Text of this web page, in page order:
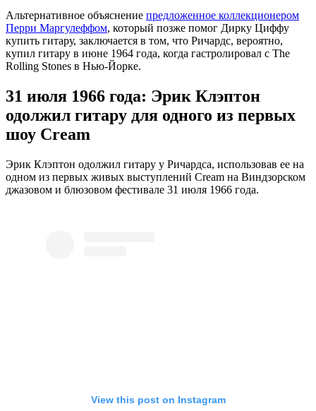
Альтернативное объяснение предложенное коллекционером
Перри Маргулеффом, который позже помог Дирку Циффу
купить гитару, заключается в том, что Ричардс, вероятно,
купил гитару в июне 1964 года, когда гастролировал с The
Rolling Stones в Нью-Йорке.
31 июля 1966 года: Эрик Клэптон
одолжил гитару для одного из первых
шоу Cream
Эрик Клэптон одолжил гитару у Ричардса, использовав ее на
одном из первых живых выступлений Cream на Виндзорском
джазовом и блюзовом фестивале 31 июля 1966 года.
View this post on Instagram